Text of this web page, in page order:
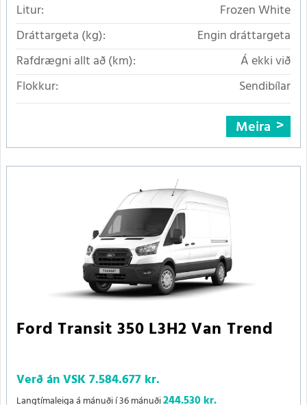
Litur:
Frozen White
Dráttargeta (kg):
Engin dráttargeta
Rafdrægni allt að (km):
Á ekki við
Flokkur:
Sendibílar
Meira
Ford Transit 350 L3H2 Van Trend
Verð án VSK7.584.677 kr.
Langtímaleiga á mánuði í 36 mánuði244.530 kr.